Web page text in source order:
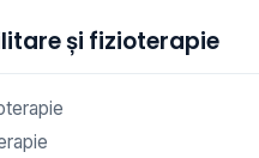
și fizioterapie